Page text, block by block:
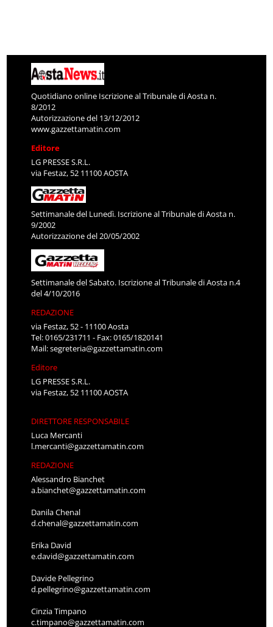
Quotidiano online Iscrizione al Tribunale di Aosta n.
8/2012
Autorizzazione del 13/12/2012
www.gazzettamatin.com
Editore
LG PRESSE S.R.L.
via Festaz, 52 11100 AOSTA
Settimanale del Lunedì. Iscrizione al Tribunale di Aosta n.
9/2002
Autorizzazione del 20/05/2002
Settimanale del Sabato. Iscrizione al Tribunale di Aosta n.4
del 4/10/2016
REDAZIONE
via Festaz, 52 - 11100 Aosta
Tel: 0165/231711 - Fax: 0165/1820141
Mail:segreteria@gazzettamatin.com
Editore
LG PRESSE S.R.L.
via Festaz, 52 11100 AOSTA
DIRETTORE RESPONSABILE
Luca Mercanti
l.mercanti@gazzettamatin.com
REDAZIONE
Alessandro Bianchet
a.bianchet@gazzettamatin.com
Danila Chenal
d.chenal@gazzettamatin.com
Erika David
e.david@gazzettamatin.com
Davide Pellegrino
d.pellegrino@gazzettamatin.com
Cinzia Timpano
c.timpano@gazzettamatin.com